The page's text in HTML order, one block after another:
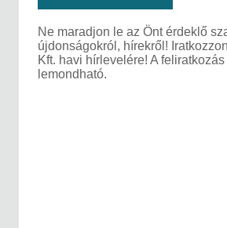
Ne maradjon le az Önt érdeklő
újdonságokról, hírekről!
Kft. havi hírlevelére! A
lemondható.